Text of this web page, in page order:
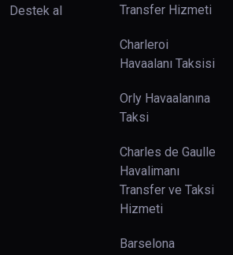
Destek al
Transfer Hizmeti
Charleroi
Havaalanı Taksisi
Orly Havaalanına
Taksi
Charles de Gaulle
Havalimanı
Transfer ve Taksi
Hizmeti
Barselona